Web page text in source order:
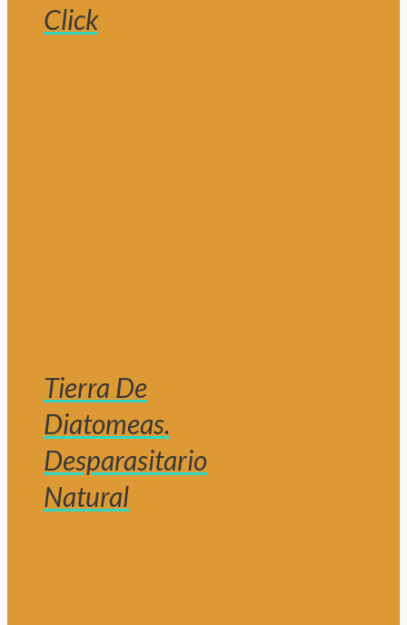
Click
Tierra De
Diatomeas.
Desparasitario
Natural